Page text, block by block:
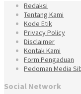
Redaksi
Tentang Kami
Kode Etik
Privacy Policy
Disclaimer
Kontak Kami
Form Pengaduan
Pedoman Media
Social Network